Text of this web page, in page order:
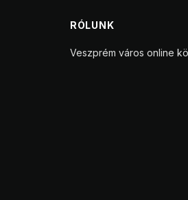
RÓLUNK
Veszprém város online